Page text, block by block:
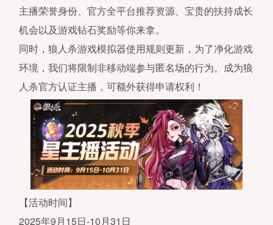
主播荣誉身份、官方全平台推荐资源、宝贵的扶持成长
机会以及游戏钻石奖励等你来拿。
同时，狼人杀游戏模拟器使用规则更新，为了净化游戏
环境，我们将限制非移动端参与匿名场的行为。成为狼
人杀官方认证主播，可额外获得申请权利！
【活动时间】
2025年9月15日-10月31日